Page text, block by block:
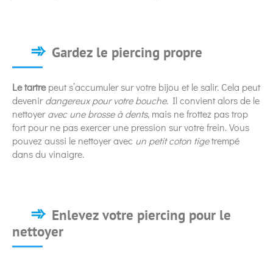
Gardez le piercing propre
Le tartrepeut s’accumuler sur votre bijou et le salir. Cela peut
devenirdangereux pour votre bouche. Il convient alors de le
nettoyeravec une brosse à dents, mais ne frottez pas trop
fort pour ne pas exercer une pression sur votre frein. Vous
pouvez aussi le nettoyer avec un petit coton tigetrempé
dans du vinaigre.
Enlevez votre piercing pour le
nettoyer